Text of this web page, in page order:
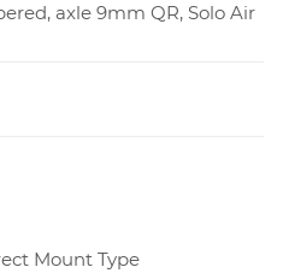
axle 9mm QR, Solo Air
Mount Type